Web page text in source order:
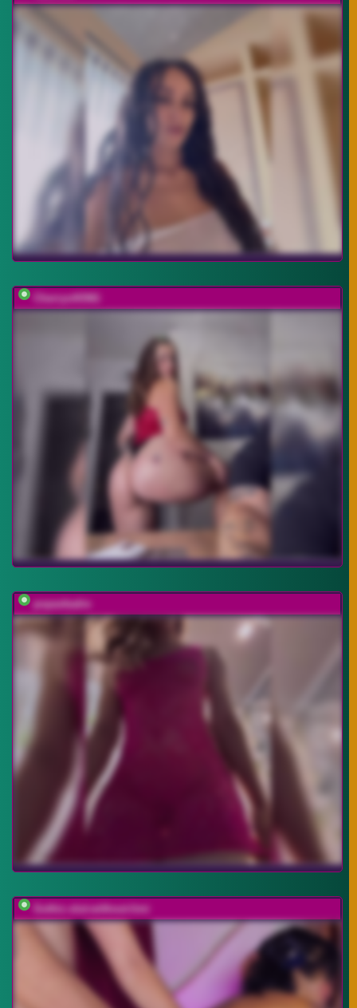
CherryviKING
popavkadre
Gothic-slut-without-limi